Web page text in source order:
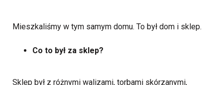
Mieszkaliśmy w tym samym domu. To był dom i sklep.
Co to był za sklep?
Sklep był z różnymi walizami, torbami skórzanymi,